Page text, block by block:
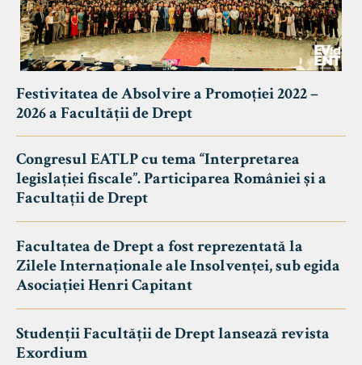
Festivitatea de Absolvire a Promoției 2022 –
2026 a Facultății de Drept
Congresul EATLP cu tema “Interpretarea
legislației fiscale”. Participarea României și a
Facultații de Drept
Facultatea de Drept a fost reprezentată la
Zilele Internaționale ale Insolvenței, sub egida
Asociației Henri Capitant
Studenții Facultății de Drept lansează revista
Exordium